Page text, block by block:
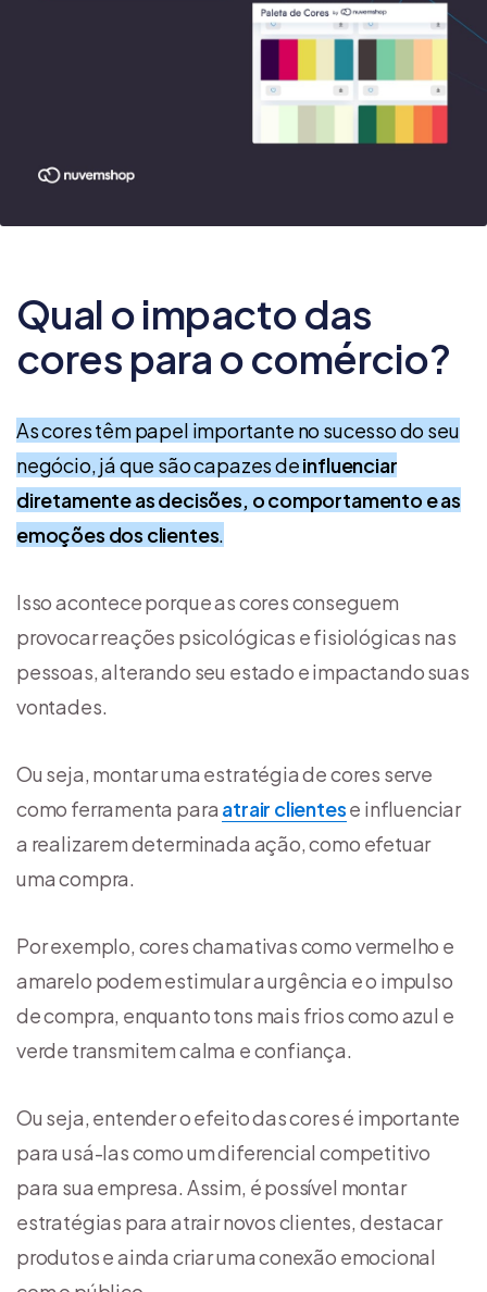
Qual o impacto das
cores para o comércio?
As cores têm papel importante no sucesso do seu
negócio, já que são capazes deinfluenciar
diretamente as decisões, o comportamento e as
emoções dos clientes.
Isso acontece porque as cores conseguem
provocar reações psicológicas e fisiológicas nas
pessoas, alterando seu estado e impactando suas
vontades.
Ou seja, montar uma estratégia de cores serve
como ferramenta para atrair clientese influenciar
a realizarem determinada ação, como efetuar
uma compra.
Por exemplo, cores chamativas como vermelho e
amarelo podem estimular a urgência e o impulso
de compra, enquanto tons mais frios como azul e
verde transmitem calma e confiança.
Ou seja, entender o efeito das cores é importante
para usá-las como um diferencial competitivo
para sua empresa. Assim, é possível montar
estratégias para atrair novos clientes, destacar
produtos e ainda criar uma conexão emocional